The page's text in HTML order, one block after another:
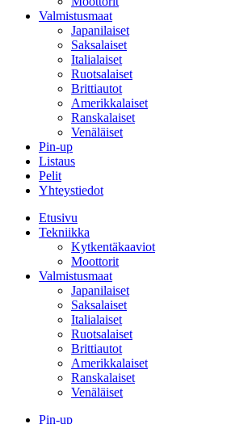
Valmistusmaat
Japanilaiset
Saksalaiset
Italialaiset
Ruotsalaiset
Brittiautot
Amerikkalaiset
Ranskalaiset
Venäläiset
Pin-up
Listaus
Pelit
Yhteystiedot
Etusivu
Tekniikka
Kytkentäkaaviot
Moottorit
Valmistusmaat
Japanilaiset
Saksalaiset
Italialaiset
Ruotsalaiset
Brittiautot
Amerikkalaiset
Ranskalaiset
Venäläiset
Pin-up